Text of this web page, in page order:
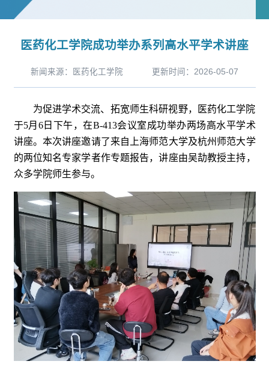
医药化工学院成功举办系列高水平学术讲座
新闻来源：医药化工学院 更新时间：2026-05-07
为促进学术交流、拓宽师生科研视野，医药化工学院
于5月6日下午，在B-413会议室成功举办两场高水平学术
讲座。本次讲座邀请了来自上海师范大学及杭州师范大学
的两位知名专家学者作专题报告，讲座由吴劼教授主持，
众多学院师生参与。